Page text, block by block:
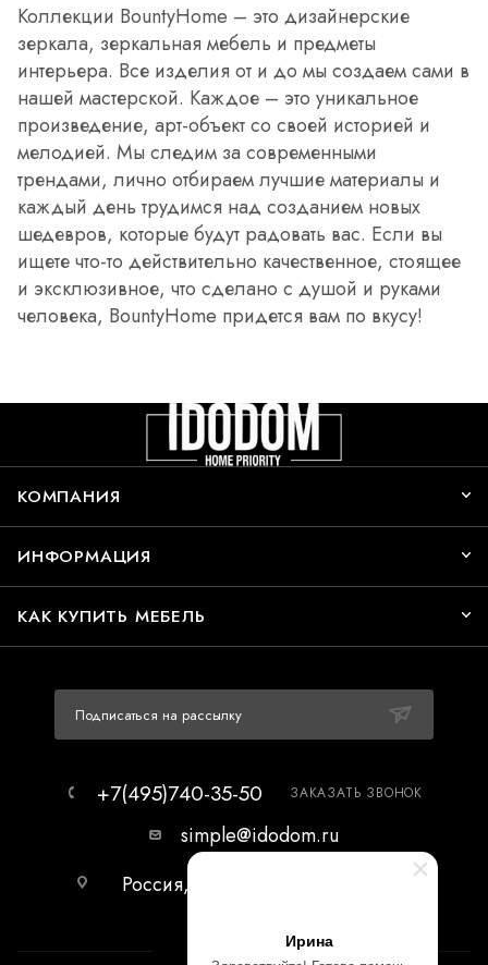
Ирина
Коллекции BountyHome – это дизайнерские
зеркала, зеркальная мебель и предметы
интерьера. Все изделия от и до мы создаем сами в
нашей мастерской. Каждое – это уникальное
произведение, арт-объект со своей историей и
мелодией. Мы следим за современными
трендами, лично отбираем лучшие материалы и
каждый день трудимся над созданием новых
шедевров, которые будут радовать вас. Если вы
ищете что-то действительно качественное, стоящее
и эксклюзивное, что сделано с душой и руками
человека, BountyHome придется вам по вкусу!
КОМПАНИЯ
ИНФОРМАЦИЯ
КАК КУПИТЬ МЕБЕЛЬ
Подписаться на рассылку
+7(495)740-35-50 ЗАКАЗАТЬ ЗВОНОК
simple@idodom.ru
Россия, г.Москва, МЦ Гранд-2,